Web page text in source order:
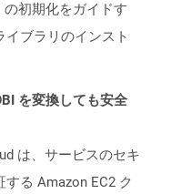
初期化をガイドす
イブラリのインスト
を変換しても安全
は、サービスのセキ
る Amazon EC2 ク